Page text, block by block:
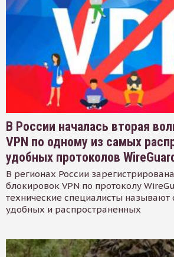
В России началась вторая
VPN по одному из самых
удобных протоколов WireGuard
В регионах России
блокировок VPN по протоколу
технические специалисты
удобных и распространенных